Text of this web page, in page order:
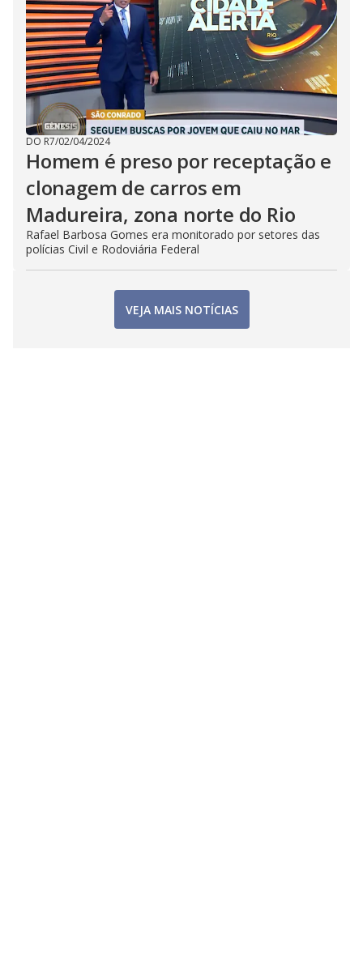
DO R7/02/04/2024
Homem é preso por receptação e
clonagem de carros em
Madureira, zona norte do Rio
Rafael Barbosa Gomes era monitorado por setores das
polícias Civil e Rodoviária Federal
VEJA MAIS NOTÍCIAS